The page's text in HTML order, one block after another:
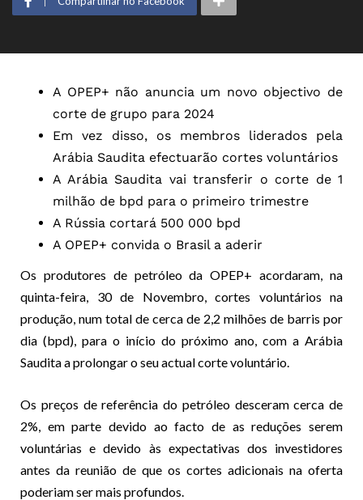
A OPEP+ não anuncia um novo objectivo de
corte de grupo para 2024
Em vez disso, os membros liderados pela
Arábia Saudita efectuarão cortes voluntários
A Arábia Saudita vai transferir o corte de 1
milhão de bpd para o primeiro trimestre
A Rússia cortará 500 000 bpd
A OPEP+ convida o Brasil a aderir
Os produtores de petróleo da OPEP+ acordaram, na
quinta-feira, 30 de Novembro, cortes voluntários na
produção, num total de cerca de 2,2 milhões de barris por
dia (bpd), para o início do próximo ano, com a Arábia
Saudita a prolongar o seu actual corte voluntário.
Os preços de referência do petróleo desceram cerca de
2%, em parte devido ao facto de as reduções serem
voluntárias e devido às expectativas dos investidores
antes da reunião de que os cortes adicionais na oferta
poderiam ser mais profundos.